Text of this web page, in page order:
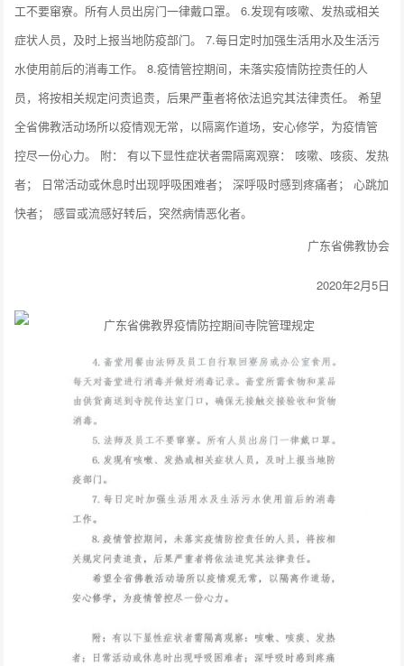
工不要窜寮。所有人员出房门一律戴口罩。 6.发现有咳嗽、发热或相关
症状人员，及时上报当地防疫部门。 7.每日定时加强生活用水及生活污
水使用前后的消毒工作。 8.疫情管控期间，未落实疫情防控责任的人
员，将按相关规定问责追责，后果严重者将依法追究其法律责任。 希望
全省佛教活动场所以疫情观无常，以隔离作道场，安心修学，为疫情管
控尽一份心力。 附： 有以下显性症状者需隔离观察： 咳嗽、咳痰、发热
者； 日常活动或休息时出现呼吸困难者； 深呼吸时感到疼痛者； 心跳加
快者； 感冒或流感好转后，突然病情恶化者。
广东省佛教协会
2020年2月5日